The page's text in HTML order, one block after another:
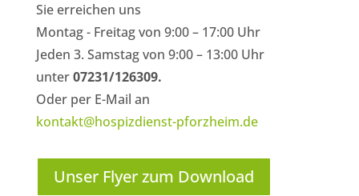
Sie erreichen uns
Montag - Freitag von 9:00 – 17:00 Uhr
Jeden 3. Samstag von 9:00 – 13:00 Uhr
unter07231/126309.
Oder per E-Mail an
kontakt@hospizdienst-pforzheim.de
Unser Flyer zum Download